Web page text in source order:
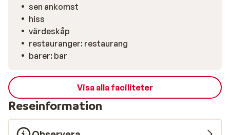
sen ankomst
hiss
värdeskåp
restauranger: restaurang
barer: bar
Visa alla faciliteter
Reseinformation